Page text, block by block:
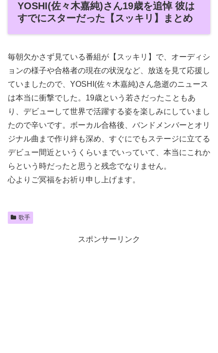
YOSHI(佐々木嘉純)さん19歳を追悼 彼は
すでにスターだった【スッキリ】まとめ
毎朝欠かさず見ている番組が【スッキリ】で、オーディシ
ョンの様子や合格者の現在の状況など、放送を見て応援し
ていましたので、YOSHI(佐々木嘉純)さん急逝のニュース
は本当に衝撃でした。19歳という若さだったこともあ
り、デビューして世界で活躍する姿を楽しみにしていまし
たので辛いです。ボーカル合格後、バンドメンバーとオリ
ジナル曲まで作り絆も深め、すぐにでもステージに立てる
デビュー間近というくらいまでいっていて、本当にこれか
らという時だったと思うと残念でなりません。
心よりご冥福をお祈り申し上げます。
歌手
スポンサーリンク